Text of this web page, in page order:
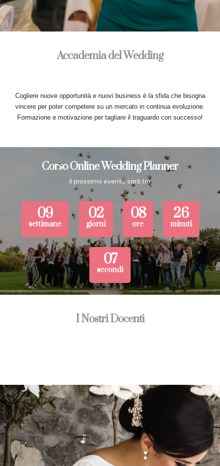
Accademia del Wedding
Cogliere nuove opportunità e nuovi business è la sfida che bisogna
vincere per poter competere su un mercato in continua evoluzione.
Formazione e motivazione per tagliare il traguardo con successo!
Corso Online Wedding Planner
Il prossimo evento sarà tra
09
settimane
02
giorni
08
ore
26
minuti
07
secondi
I Nostri Docenti